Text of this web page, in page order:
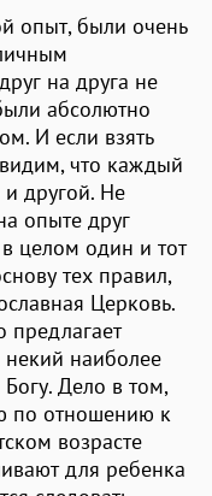
опыт, были очень
на друга не
абсолютно
И если взять
что каждый
и другой. Не
опыте друг
в целом один и тот
тех правил,
Церковь.
предлагает
некий наиболее
Дело в том,
по отношению к
возрасте
для ребенка